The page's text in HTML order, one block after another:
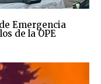
Emergencia
de la OPE